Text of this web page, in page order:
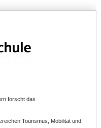
forscht das
Tourismus, Mobilität und